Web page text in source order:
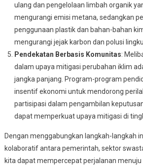
ulang dan pengelolaan limbah organik
mengurangi emisi metana, sedangkan
penggunaan plastik dan bahan-bahan
mengurangi jejak karbon dan polusi
Pendekatan Berbasis Komunitas:
dalam upaya mitigasi perubahan iklim
jangka panjang. Program-program
insentif ekonomi untuk mendorong
partisipasi dalam pengambilan
dapat memperkuat upaya mitigasi di
Dengan menggabungkan langkah-langkah
kolaboratif antara pemerintah, sektor
kita dapat mempercepat perjalanan menuju